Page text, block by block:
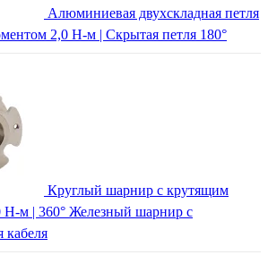
Алюминиевая двухскладная петля
2,0 Н-м | Скрытая петля 180°
Круглый шарнир с крутящим
Н-м | 360° Железный шарнир с
кабеля